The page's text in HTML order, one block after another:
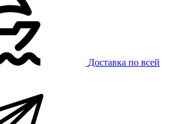
Доставка по всей